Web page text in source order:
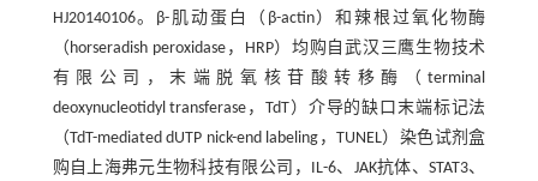
HJ20140106。β-肌动蛋白（β-actin）和辣根过氧化物酶
（horseradish peroxidase，HRP）均购自武汉三鹰生物技术
有限公司，末端脱氧核苷酸转移酶（terminal
deoxynucleotidyl transferase，TdT）介导的缺口末端标记法
（TdT-mediated dUTP nick-end labeling，TUNEL）染色试剂盒
购自上海弗元生物科技有限公司，IL-6、JAK抗体、STAT3、